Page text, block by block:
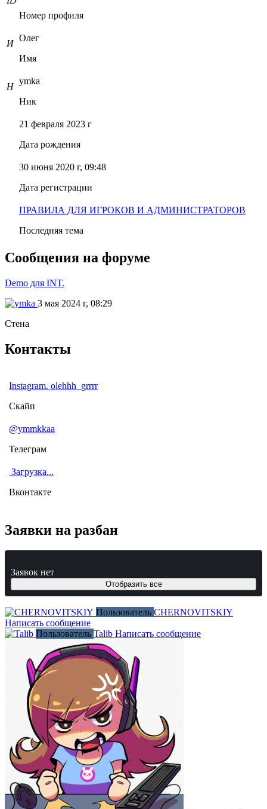
Номер профиля
И
Олег
Имя
Н
ymka
Ник
21 февраля 2023 г
Дата рождения
30 июня 2020 г, 09:48
Дата регистрации
ПРАВИЛА ДЛЯ ИГРОКОВ И АДМИНИСТРАТОРОВ
Последняя тема
Сообщения на форуме
Demo для INT.
3 мая 2024 г, 08:29
Стена
Контакты
Instagram. olehhh_grrrr
Скайп
@ymmkkaa
Телеграм
Загрузка...
Вконтакте
Заявки на разбан
Заявок нет
Отобразить все
Пользователь CHERNOVITSKIY
Написать сообщение
Пользователь Talib Написать сообщение